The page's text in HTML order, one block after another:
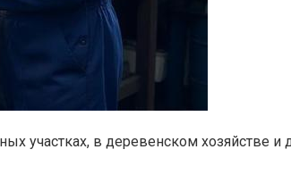
участках, в деревенском хозяйстве